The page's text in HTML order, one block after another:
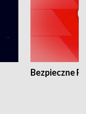
Bezpieczne